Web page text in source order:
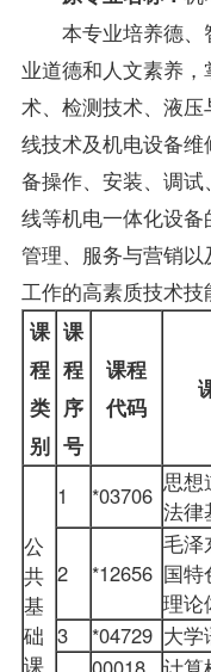
本专业培养德
业道德和人文素养
术、检测技术、液
线技术及机电设备
备操作、安装、调
线等机电一体化设
管理、服务与营销
工作的高素质技术技
课
程
类
别
课
程
序
号
课程
代码
公
共
基
础
课
1 *03706 思想
法律
2 *12656
毛泽
国特
理论
3 *04729 大学